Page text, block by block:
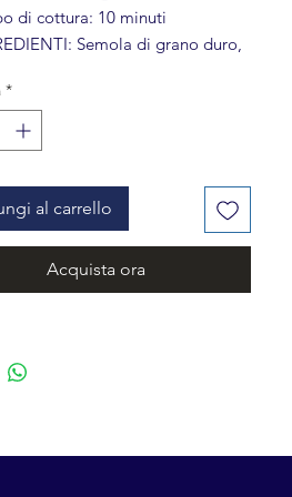
di cottura: 10 minuti
Semola di grano duro,
in luogo fresco e asciutto.
*
al carrello
Acquista ora